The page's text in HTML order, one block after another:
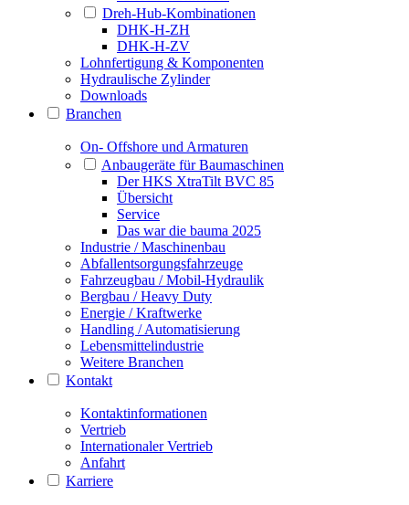
Dreh-Hub-Kombinationen
DHK-H-ZH
DHK-H-ZV
Lohnfertigung & Komponenten
Hydraulische Zylinder
Downloads
Branchen
On- Offshore und Armaturen
Anbaugeräte für Baumaschinen
Der HKS XtraTilt BVC 85
Übersicht
Service
Das war die bauma 2025
Industrie / Maschinenbau
Abfallentsorgungsfahrzeuge
Fahrzeugbau / Mobil-Hydraulik
Bergbau / Heavy Duty
Energie / Kraftwerke
Handling / Automatisierung
Lebensmittelindustrie
Weitere Branchen
Kontakt
Kontaktinformationen
Vertrieb
Internationaler Vertrieb
Anfahrt
Karriere